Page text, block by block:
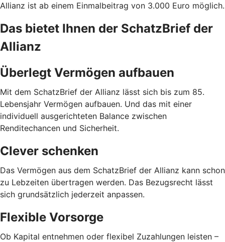
Allianz ist ab einem Einmalbeitrag von 3.000 Euro möglich.
Das bietet Ihnen der SchatzBrief der
Allianz
Überlegt Vermögen aufbauen
Mit dem SchatzBrief der Allianz lässt sich bis zum 85.
Lebensjahr Vermögen aufbauen. Und das mit einer
individuell ausgerichteten Balance zwischen
Renditechancen und Sicherheit.
Clever schenken
Das Vermögen aus dem SchatzBrief der Allianz kann schon
zu Lebzeiten übertragen werden. Das Bezugsrecht lässt
sich grundsätzlich jederzeit anpassen.
Flexible Vorsorge
Ob Kapital entnehmen oder flexibel Zuzahlungen leisten –